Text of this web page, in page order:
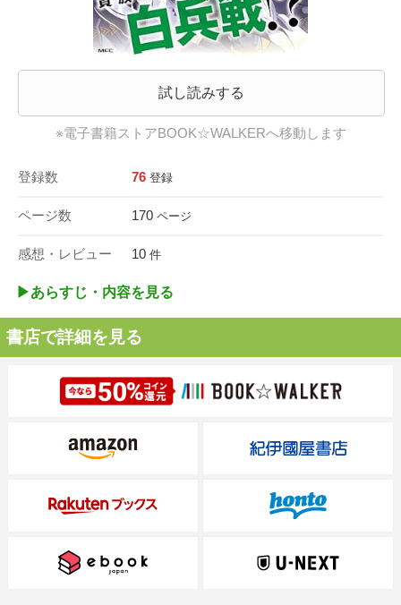
試し読みする
※電子書籍ストアBOOK☆WALKERへ移動します
登録数 76 登録
ページ数 170 ページ
感想・レビュー 10 件
▶︎あらすじ・内容を見る
書店で詳細を見る